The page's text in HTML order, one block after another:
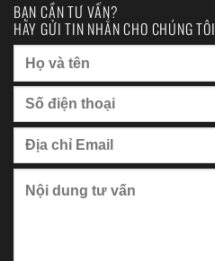
BẠN CẦN TƯ VẤN?
HÃY GỬI TIN NHẮN CHO CHÚNG TÔI